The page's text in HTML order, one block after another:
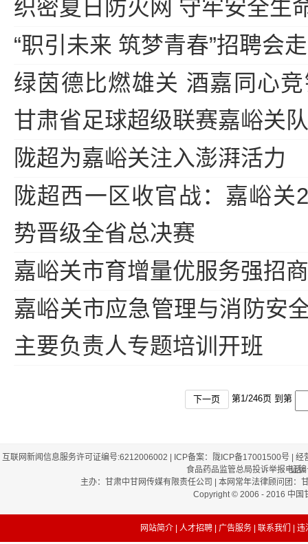
织密夏日防火网 守牢安全生
“职引未来 筑梦青春”招聘会
绿茵德比燃雄关 酒嘉同心
甘肃省足球超级联赛嘉峪关
陇超为嘉峪关注入澎湃活力
陇超西一区收官战：嘉峪关
势晋级全省总决赛
嘉峪关市育增量优服务强招
嘉峪关市应急管理与消防安
主要负责人专题培训开班
下一页 第1/246页 到第
互联网新闻信息服务许可证编号:6212006002 | ICP备案：陇ICP备17001500号 |
证
食品药品监管总局投诉举报电话
主办：甘肃中甘网传媒有限责任公司 | 本网常年法律顾问团
Copyright © 2006 - 2016 中国
网站简介 人才招聘 广告服务 联系我们 |